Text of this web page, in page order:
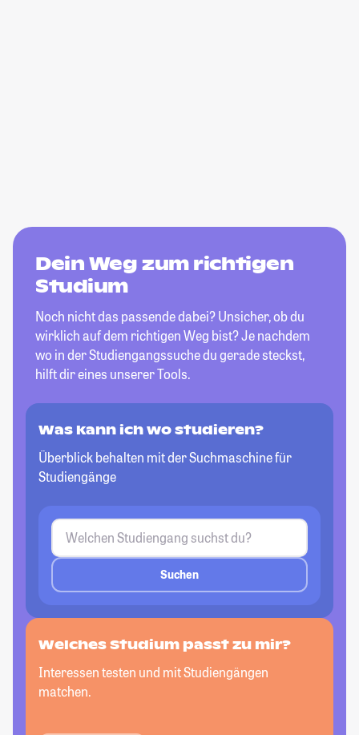
Dein Weg zum richtigen
Studium
Noch nicht das passende dabei? Unsicher, ob du
wirklich auf dem richtigen Weg bist? Je nachdem
wo in der Studiengangssuche du gerade steckst,
hilft dir eines unserer Tools.
Was kann ich wo studieren?
Überblick behalten mit der Suchmaschine für
Studiengänge
Suchen
Welches Studium passtzu mir?
Interessen testen und mit Studiengängen
matchen.